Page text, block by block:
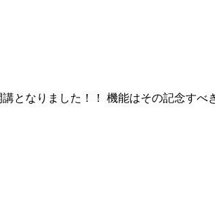
となりました！！ 機能はその記念す